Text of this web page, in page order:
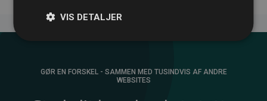
GØR EN FORSKEL - SAMMEN MED TUSINDVIS AF ANDRE
WEBSITES
VIS DETALJER